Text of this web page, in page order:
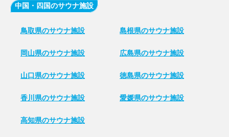
中国・四国のサウナ施設
鳥取県のサウナ施設 島根県のサウナ施設
岡山県のサウナ施設 広島県のサウナ施設
山口県のサウナ施設 徳島県のサウナ施設
香川県のサウナ施設 愛媛県のサウナ施設
高知県のサウナ施設